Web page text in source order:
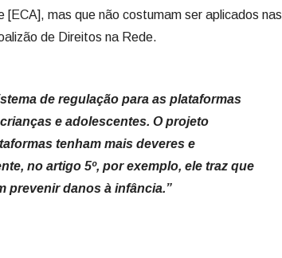
mas que não costumam ser aplicados nas
de Direitos na Rede.
de regulação para as plataformas
e adolescentes. O projeto
tenham mais deveres e
no artigo 5º, por exemplo, ele traz que
prevenir danos à infância.”